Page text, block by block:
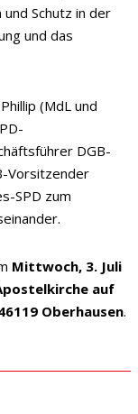
Schutz in der
und das
(MdL und
DGB-
Vorsitzender
SPD zum
Mittwoch, 3. Juli
auf
Oberhausen.